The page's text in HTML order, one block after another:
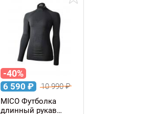
-40%
6 590 ₽ 10 990₽
MICO Футболка
длинный рукав